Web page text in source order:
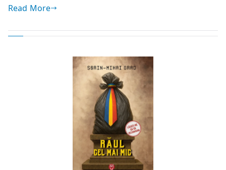
Read More